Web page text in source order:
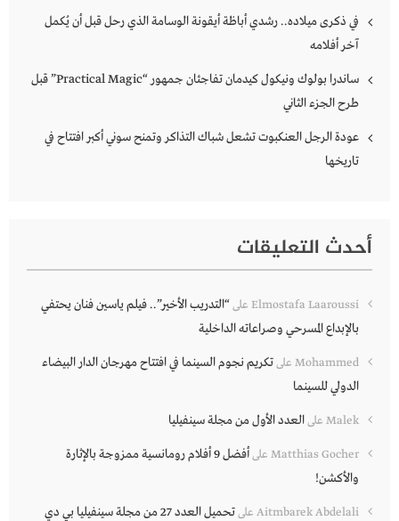
في ذكرى ميلاده.. رشدي أباظة أيقونة الوسامة الذي رحل قبل أن يُكمل
آخر أفلامه
ساندرا بولوك ونيكول كيدمان تفاجئان جمهور “Practical Magic” قبل
طرح الجزء الثاني
عودة الرجل العنكبوت تشعل شباك التذاكر وتمنح سوني أكبر افتتاح في
تاريخها
أحدث التعليقات
Elmostafa Laaroussi على“التدريب الأخير”.. فيلم ياسين فنان يحتفي
بالإبداع المسرحي وصراعاته الداخلية
Mohammed علىتكريم نجوم السينما في افتتاح مهرجان الدار البيضاء
الدولي للسينما
Malek علىالعدد الأول من مجلة سينفيليا
Matthias Gocher على
أفضل 9 أفلام رومانسية ممزوجة بالإثارة
والأكشن!
Aitmbarek Abdelali على
تحميل العدد 27 من مجلة سينفيليا بي دي